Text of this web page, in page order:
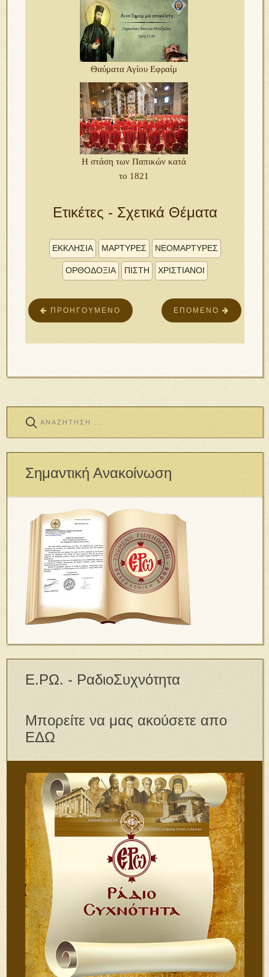
Θαύματα Αγίου Εφραίμ
Η στάση των Παπικών κατά
το 1821
Ετικέτες - Σχετικά Θέματα
ΕΚΚΛΗΣΙΑ ΜΑΡΤΥΡΕΣ ΝΕΟΜΑΡΤΥΡΕΣ
ΟΡΘΟΔΟΞΙΑ ΠΙΣΤΗ ΧΡΙΣΤΙΑΝΟΙ
ΕΠΌΜΕΝΟ
ΠΡΟΗΓΟΎΜΕΝΟ
Σημαντική Ανακοίνωση
Ε.ΡΩ. - ΡαδιοΣυχνότητα
Μπορείτε να μας ακούσετε απο
ΕΔΩ